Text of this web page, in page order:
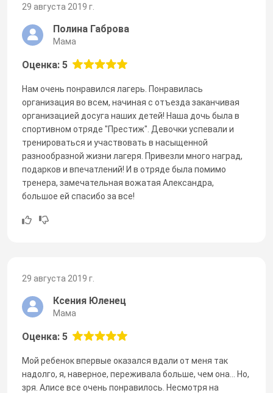
29 августа 2019 г.
Полина Габрова
Мама
Оценка: 5
Нам очень понравился лагерь. Понравилась
организация во всем, начиная с отъезда заканчивая
организацией досуга наших детей! Наша дочь была в
спортивном отряде "Престиж". Девочки успевали и
тренироваться и участвовать в насыщенной
разнообразной жизни лагеря. Привезли много наград,
подарков и впечатлений! И в отряде была помимо
тренера, замечательная вожатая Александра,
большое ей спасибо за все!
29 августа 2019 г.
Ксения Юленец
Мама
Оценка: 5
Мой ребенок впервые оказался вдали от меня так
надолго, я, наверное, переживала больше, чем она... Но,
зря. Алисе все очень понравилось. Несмотря на